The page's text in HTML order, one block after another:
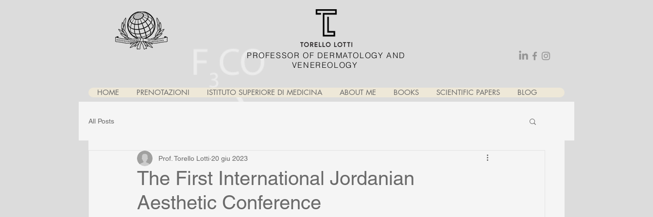
PROFESSOR OF DERMATOLOGY AND
VENEREOLOGY
HOME PRENOTAZIONI ISTITUTO SUPERIORE DI MEDICINA ABOUT ME BOOKS SCIENTIFIC PAPERS BLOG
All Posts
The First International Jordanian
Aesthetic Conference
Prof. Torello Lotti 20 giu 2023